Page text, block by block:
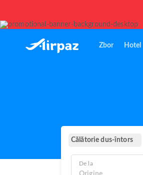
Zbor Hotel
Călătorie dus-întors
De la